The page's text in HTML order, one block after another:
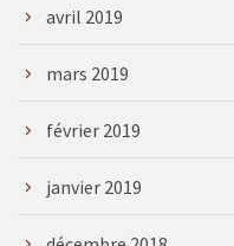
avril 2019
mars 2019
février 2019
janvier 2019